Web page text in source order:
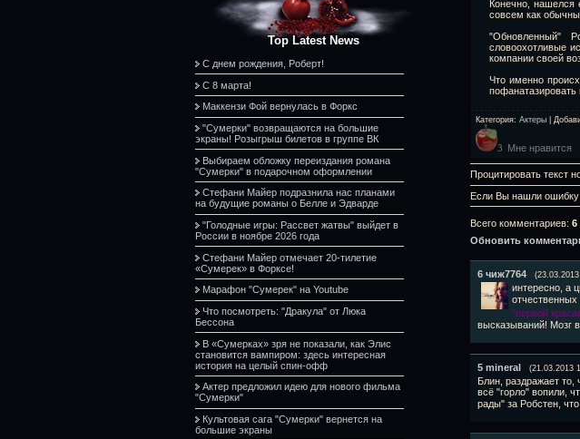
Top Latest News
С днем рождения, Роберт!
С 8 марта!
Маккензи Фой вернулась в Форкс
"Сумерки" возвращаются на большие
экраны! Розыгрыш билетов в группе ВК
Выбираем обложку переиздания романа
"Сумерки" в подарочном оформлении
Стефани Майер подразнила нас планами
на будущие романы о Белле и Эдварде
"Голодные игры: Рассвет жатвы" выйдет в
России в ноябре 2026 года
Стефани Майер отмечает 20-тилетие
«Сумерек» в Форксе!
Марафон "Сумерек" на Youtube
Что посмотреть: "Дракула" от Люка
Бессона
В «Сумерках» зря не показали, как Элис
становится вампиром: здесь интересная
история на целый спин-офф
Актер предложил идею для нового фильма
"Сумерки"
Культовая сага "Сумерки" вернется на
большие экраны
Конечно, нашелся
совсем как
"Обновленный"
словоохотливые
компании своей
Что именно
Категория: Актеры
3 Мне нравится
Процитировать текст
Если Вы нашли ошибку
Всего комментариев: 6
Обновить
6 чиж7764
интересно, а
"первой
высказываний! Мозг
5 mineral (21.03.2013
Блин, раздражает
всё "горло" вопили,
рады" за Робстен,